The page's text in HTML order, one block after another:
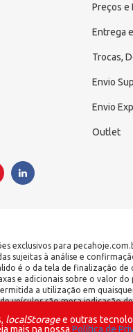
Preços e
Entrega
Trocas,
Envio
Envio
Outlet
exclusivos para
sujeitas à análise e
é o da tela de finalização de
e adicionais sobre o valor
a utilização em
veículos são mera indicação
AUTOMOTIVOS
localStoragee outras
mais na nossaPolítica de